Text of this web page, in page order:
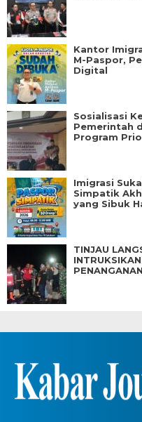
Kantor
M-Paspor,
Digital
Sosialisasi
Pemerintah
Program
Imigrasi
Simpatik
yang Sibuk
TINJAU